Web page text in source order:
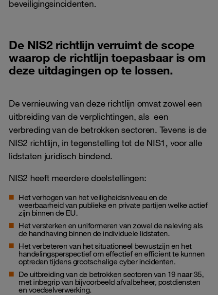
beveiligingsincidenten.
De NIS2 richtlijn verruimt de scope
waarop de richtlijn toepasbaar is om
deze uitdagingen op te lossen.
De vernieuwing van deze richtlijn omvat zowel een
uitbreiding van de verplichtingen, als een
verbreding van de betrokken sectoren. Tevens is de
NIS2 richtlijn, in tegenstelling tot de NIS1, voor alle
lidstaten juridisch bindend.
NIS2 heeft meerdere doelstellingen:
Het verhogen van het veiligheidsniveau en de
weerbaarheid van publieke en private partijen welke actief
zijn binnen de EU.
Het versterken en uniformeren van zowel de naleving als
de handhaving binnen de individuele lidstaten.
Het verbeteren van het situationeel bewustzijn en het
handelingsperspectief om effectief en efficient te kunnen
optreden tijdens grootschalige cyber incidenten.
De uitbreiding van de betrokken sectoren van 19 naar 35,
met inbegrip van bijvoorbeeld afvalbeheer, postdiensten
en voedselverwerking.